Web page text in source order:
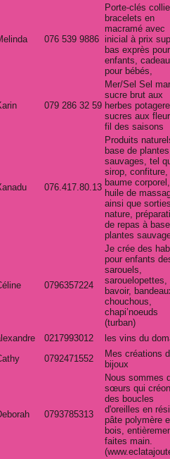
076 539 9886
Porte-clés
bracelets en
macramé avec
inicial à prix
bas exprès
enfants,
pour bébés,
079 286 32 59
Mer/Sel Sel
sucre brut aux
herbes
sucres aux
fil des saisons
076.417.80.13
Produits
base de plantes
sauvages, tel
sirop, confiture,
baume corporel,
huile de
ainsi que
nature,
de repas à
plantes
0796357224
Je crée des
pour enfants
sarouels,
sarouelopettes,
bavoir,
chouchous,
chapi’noeuds
(turban)
0217993012
les vins du
0792471552
Mes créations
bijoux
0793785313
Nous sommes
sœurs qui
des boucles
d'oreilles en
pâte polymère
bois,
faites main.